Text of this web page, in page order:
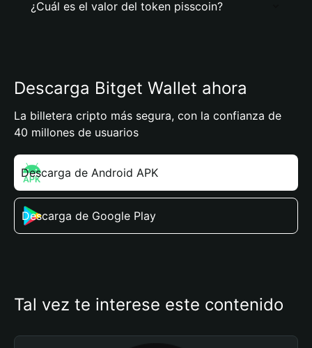
¿Cuál es el valor del token pisscoin?
Descarga Bitget Wallet ahora
La billetera cripto más segura, con la confianza de
40 millones de usuarios
Descarga de Android APK
Descarga de Google Play
Tal vez te interese este contenido